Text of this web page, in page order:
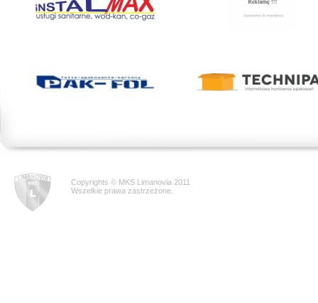
Copyrights © MKS Limanovia 2011
Wszelkie prawa zastrzeżone.